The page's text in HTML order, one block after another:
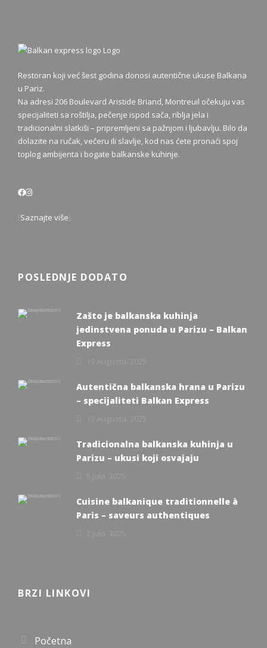
Restoran koji već šest godina donosi autentične ukuse Balkana
u Pariz.
Na adresi 206 Boulevard Aristide Briand, Montreuil očekuju vas
specijaliteti sa roštilja, pečenje ispod sača, riblja jela i
tradicionalni slatkiši – pripremljeni sa pažnjom i ljubavlju. Bilo da
dolazite na ručak, večeru ili slavlje, kod nas ćete pronaći spoj
toplog ambijenta i bogate balkanske kuhinje.
Saznajte više
POSLEDNJE DODATO
Zašto je balkanska kuhinja
jedinstvena ponuda u Parizu – Balkan
Express
Autentična balkanska hrana u Parizu
– specijaliteti Balkan Express
Tradicionalna balkanska kuhinja u
Parizu – ukusi koji osvajaju
Cuisine balkanique traditionnelle à
Paris – saveurs authentiques
BRZI LINKOVI
Početna